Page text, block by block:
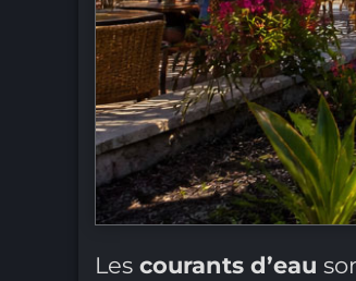
Les courants d’eau